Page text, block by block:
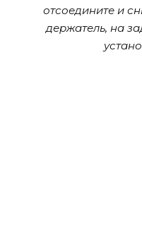
отсоедините и
держатель, на